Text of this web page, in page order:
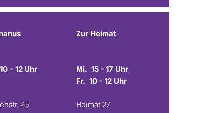
- 12 Uhr
45
Zur Heimat
Mi. 15 - 17 Uhr
Fr. 10 - 12 Uhr
Heimat 27